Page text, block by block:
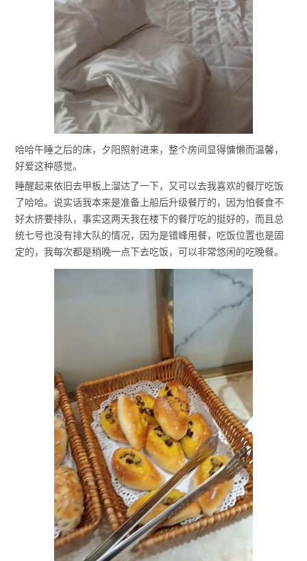
哈哈午睡之后的床，夕阳照射进来，整个房间显得慵懒而温馨，
好爱这种感觉。
睡醒起来依旧去甲板上溜达了一下，又可以去我喜欢的餐厅吃饭
了哈哈。说实话我本来是准备上船后升级餐厅的，因为怕餐食不
好太挤要排队，事实这两天我在楼下的餐厅吃的挺好的，而且总
统七号也没有排大队的情况，因为是错峰用餐，吃饭位置也是固
定的，我每次都是稍晚一点下去吃饭，可以非常悠闲的吃晚餐。